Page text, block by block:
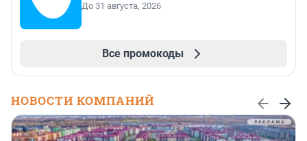
До 31 августа, 2026
Все промокоды
НОВОСТИ КОМПАНИЙ